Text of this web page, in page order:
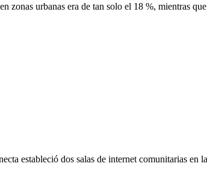
urbanas era de tan solo el 18 %, mientras
estableció dos salas de internet comunitarias en